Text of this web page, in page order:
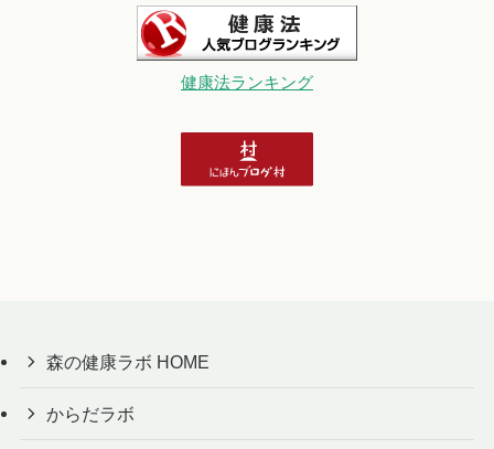
健康法ランキング
森の健康ラボ HOME
からだラボ